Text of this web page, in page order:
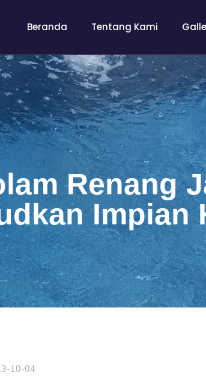
Beranda Tentang Kami
Renang
Impian
10-04